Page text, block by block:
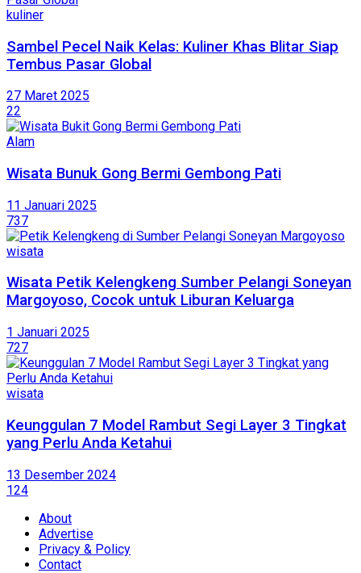
kuliner
Sambel Pecel Naik Kelas: Kuliner Khas Blitar Siap
Tembus Pasar Global
27 Maret 2025
22
Alam
Wisata Bunuk Gong Bermi Gembong Pati
11 Januari 2025
737
wisata
Wisata Petik Kelengkeng Sumber Pelangi Soneyan
Margoyoso, Cocok untuk Liburan Keluarga
1 Januari 2025
727
wisata
Keunggulan 7 Model Rambut Segi Layer 3 Tingkat
yang Perlu Anda Ketahui
13 Desember 2024
124
About
Advertise
Privacy & Policy
Contact